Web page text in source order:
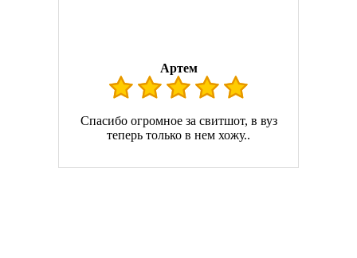
Артем
Спасибо огромное за свитшот, в вуз
теперь только в нем хожу..